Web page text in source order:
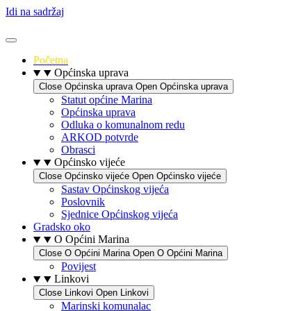
Idi na sadržaj
Početna
Općinska uprava
Close Općinska uprava Open Općinska uprava
Statut općine Marina
Općinska uprava
Odluka o komunalnom redu
ARKOD potvrde
Obrasci
Općinsko vijeće
Close Općinsko vijeće Open Općinsko vijeće
Sastav Općinskog vijeća
Poslovnik
Sjednice Općinskog vijeća
Gradsko oko
O Općini Marina
Close O Općini Marina Open O Općini Marina
Povijest
Linkovi
Close Linkovi Open Linkovi
Marinski komunalac